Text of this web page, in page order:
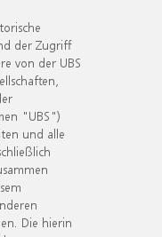
der Zugriff
von der UBS
"UBS")
und alle
Die hierin